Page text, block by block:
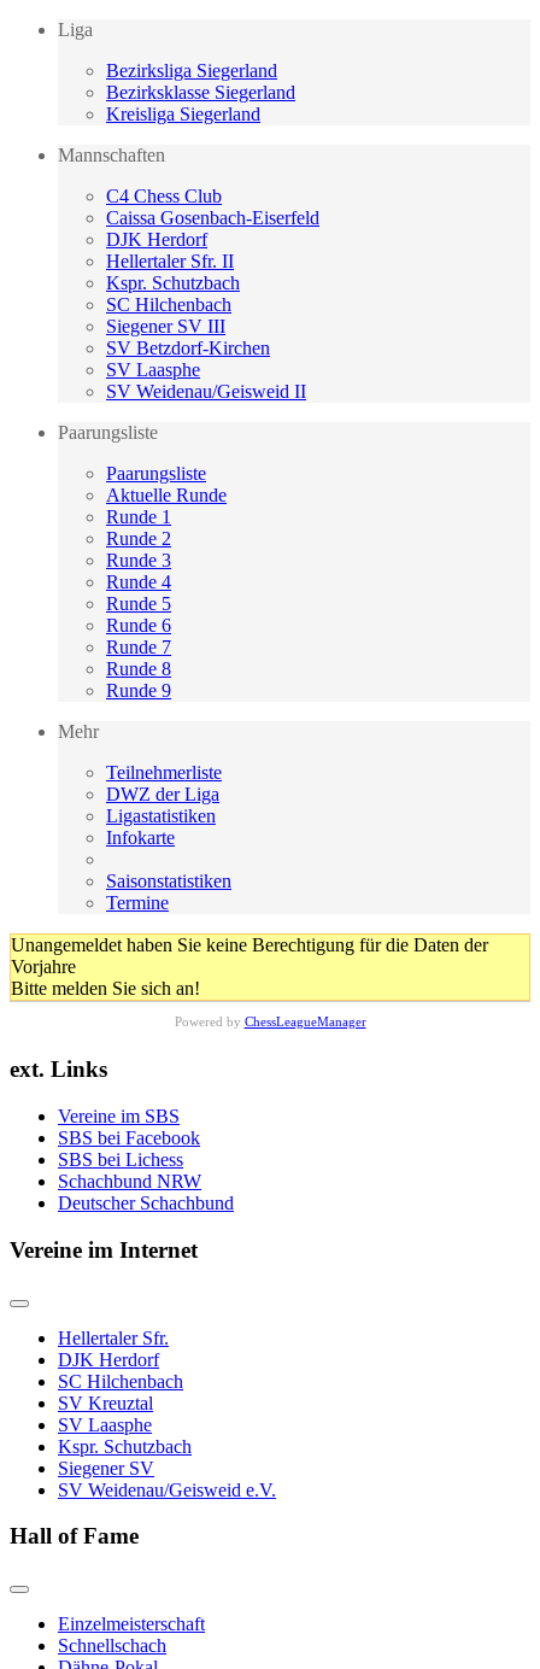
Liga
Bezirksliga Siegerland
Bezirksklasse Siegerland
Kreisliga Siegerland
Mannschaften
C4 Chess Club
Caissa Gosenbach-Eiserfeld
DJK Herdorf
Hellertaler Sfr. II
Kspr. Schutzbach
SC Hilchenbach
Siegener SV III
SV Betzdorf-Kirchen
SV Laasphe
SV Weidenau/Geisweid II
Paarungsliste
Paarungsliste
Aktuelle Runde
Runde 1
Runde 2
Runde 3
Runde 4
Runde 5
Runde 6
Runde 7
Runde 8
Runde 9
Mehr
Teilnehmerliste
DWZ der Liga
Ligastatistiken
Infokarte
Saisonstatistiken
Termine
Unangemeldet haben Sie keine Berechtigung für die Daten der
Vorjahre
Bitte melden Sie sich an!
Powered by ChessLeagueManager
ext. Links
Vereine im SBS
SBS bei Facebook
SBS bei Lichess
Schachbund NRW
Deutscher Schachbund
Vereine im Internet
Hellertaler Sfr.
DJK Herdorf
SC Hilchenbach
SV Kreuztal
SV Laasphe
Kspr. Schutzbach
Siegener SV
SV Weidenau/Geisweid e.V.
Hall of Fame
Einzelmeisterschaft
Schnellschach